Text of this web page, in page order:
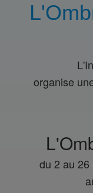
organise
du 2 au